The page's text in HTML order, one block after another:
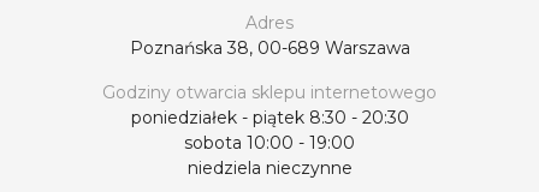
Adres
Poznańska 38, 00-689 Warszawa
Godziny otwarcia sklepu internetowego
poniedziałek - piątek 8:30 - 20:30
sobota 10:00 - 19:00
niedziela nieczynne